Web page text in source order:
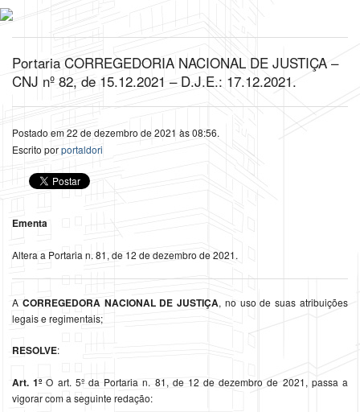
Portaria CORREGEDORIA NACIONAL DE JUSTIÇA –
CNJ nº 82, de 15.12.2021 – D.J.E.: 17.12.2021.
Postado em 22 de dezembro de 2021 às 08:56.
Escrito porportaldori
Ementa
Altera a Portaria n. 81, de 12 de dezembro de 2021.
A CORREGEDORA NACIONAL DE JUSTIÇA, no uso de suas atribuições
legais e regimentais;
RESOLVE:
Art. 1º O art. 5º da Portaria n. 81, de 12 de dezembro de 2021, passa a
vigorar com a seguinte redação: